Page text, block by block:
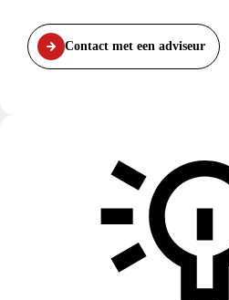
Contact met een adviseur